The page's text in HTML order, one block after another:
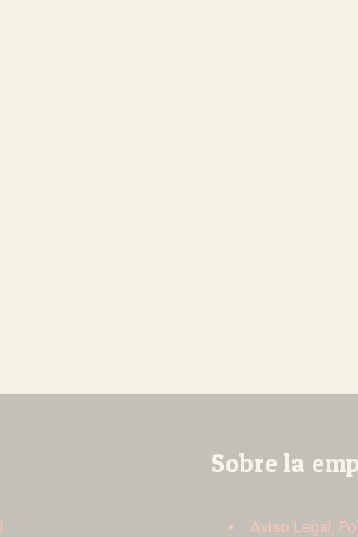
Sobre la
Aviso Legal,